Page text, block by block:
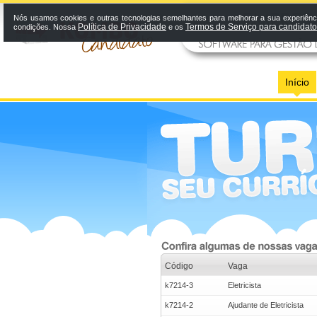
Início
Código Vaga
k7214-3 Eletricista
k7214-2 Ajudante de Eletricista
Nós usamos cookies e outras tecnologias semelhantes para melhorar a sua
condições. Nossa Política de Privacidade e os Termos de Serviço para